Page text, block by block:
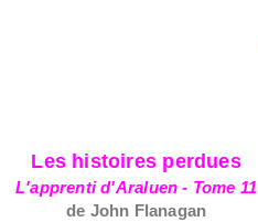
Les histoires perdues
L'apprenti d'Araluen - Tome 11
de John Flanagan